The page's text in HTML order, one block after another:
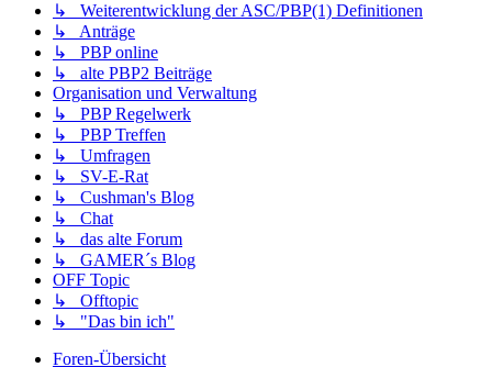
↳ Weiterentwicklung der ASC/PBP(1) Definitionen
↳ Anträge
↳ PBP online
↳ alte PBP2 Beiträge
Organisation und Verwaltung
↳ PBP Regelwerk
↳ PBP Treffen
↳ Umfragen
↳ SV-E-Rat
↳ Cushman's Blog
↳ Chat
↳ das alte Forum
↳ GAMER´s Blog
OFF Topic
↳ Offtopic
↳ "Das bin ich"
Foren-Übersicht